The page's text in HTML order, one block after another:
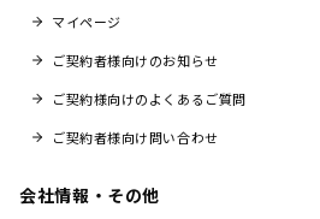
マイページ
ご契約者様向けのお知らせ
ご契約様向けのよくあるご質問
ご契約者様向け問い合わせ
会社情報・その他